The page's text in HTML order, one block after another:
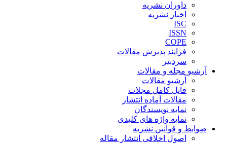
داوران نشریه
اخبار نشریه
ISC
ISSN
COPE
فرایند پذیرش مقالات
سردبیر
آرشیو مجله و مقالات
آرشیو مقالات
فایل کامل مجلات
مقالات آماده انتشار
نمایه نویسندگان
نمایه واژه های کلیدی
ضوابط و قوانین نشریه
اصول اخلاقی انتشار مقاله